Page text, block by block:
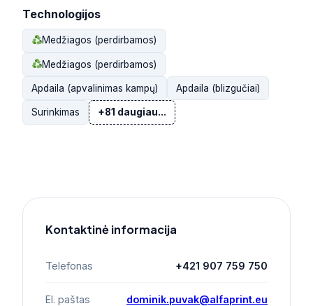
Technologijos
Medžiagos (perdirbamos)
Medžiagos (perdirbamos)
Apdaila (apvalinimas kampų) Apdaila (blizgučiai)
Surinkimas +81 daugiau...
Kontaktinė informacija
Telefonas +421 907 759 750
El. paštas dominik.puvak@alfaprint.eu